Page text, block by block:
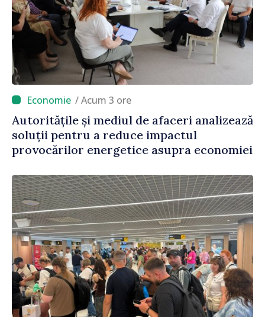
/ Acum 3 ore
Autoritățile și mediul de afaceri analizează
soluții pentru a reduce impactul
provocărilor energetice asupra economiei